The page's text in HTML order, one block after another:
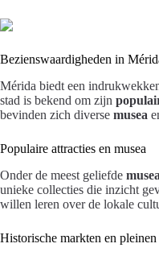
Bezienswaardigheden in
Mérida biedt een
stad is bekend om zijn
bevinden zich diverse musea
Populaire attracties en musea
Onder de meest geliefde musea
unieke collecties die inzicht
willen leren over de lokale
Historische markten en pleinen